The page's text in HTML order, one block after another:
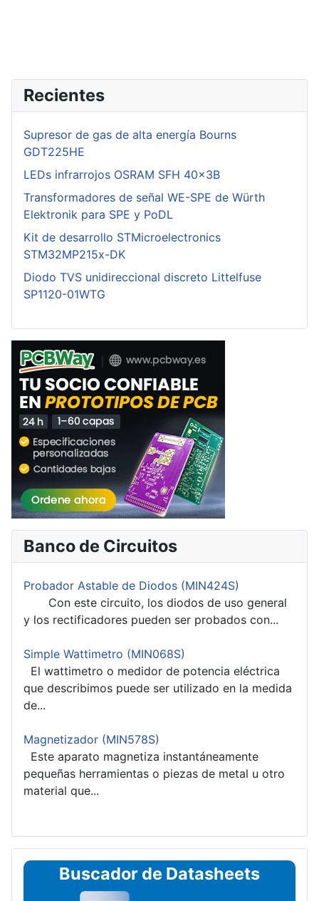
Recientes
Supresor de gas de alta energía Bourns
GDT225HE
LEDs infrarrojos OSRAM SFH 40x3B
Transformadores de señal WE-SPE de Würth
Elektronik para SPE y PoDL
Kit de desarrollo STMicroelectronics
STM32MP215x-DK
Diodo TVS unidireccional discreto Littelfuse
SP1120-01WTG
Banco de Circuitos
Probador Astable de Diodos (MIN424S)
Con este circuito, los diodos de uso general
y los rectificadores pueden ser probados con...
Simple Wattimetro (MIN068S)
El wattimetro o medidor de potencia eléctrica
que describimos puede ser utilizado en la medida
de...
Magnetizador (MIN578S)
Este aparato magnetiza instantáneamente
pequeñas herramientas o piezas de metal u otro
material que...
Buscador de Datasheets